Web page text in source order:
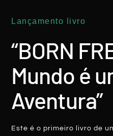
Lançamento livro
“BORN
Mundo é
Aventura”
Este é o primeiro livro de